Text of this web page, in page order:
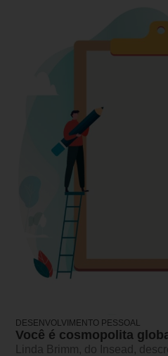
DESENVOLVIMENTO PESSOAL
Você é cosmopolita
Linda Brimm, do Insead,